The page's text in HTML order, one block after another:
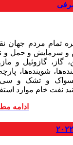
تمام مردم جهان
و سرمایش و حمل و
گاز، گازوئیل و
شوینده‌ها،
مسواک و تشک و
ادامه